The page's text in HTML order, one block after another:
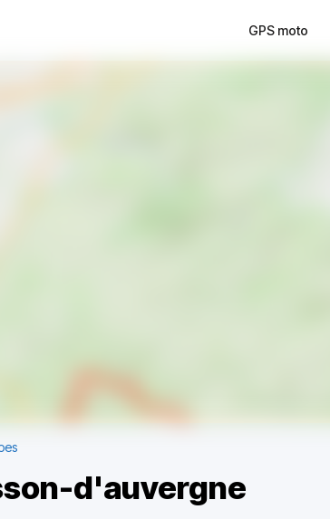
GPS moto
d'auvergne